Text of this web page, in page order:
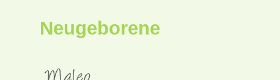
Neugeborene